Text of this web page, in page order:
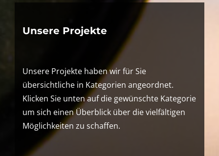
Unsere Projekte
Unsere Projekte haben wir für Sie
übersichtliche in Kategorien angeordnet.
Klicken Sie unten auf die gewünschte Kategorie
um sich einen Überblick über die vielfältigen
Möglichkeiten zu schaffen.